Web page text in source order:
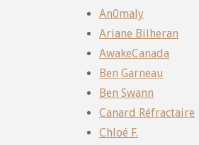
An0maly
Ariane Bilheran
AwakeCanada
Ben Garneau
Ben Swann
Canard Réfractaire
Chloé F.